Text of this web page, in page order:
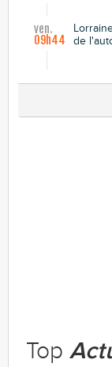
ven.
09h44
de
Top